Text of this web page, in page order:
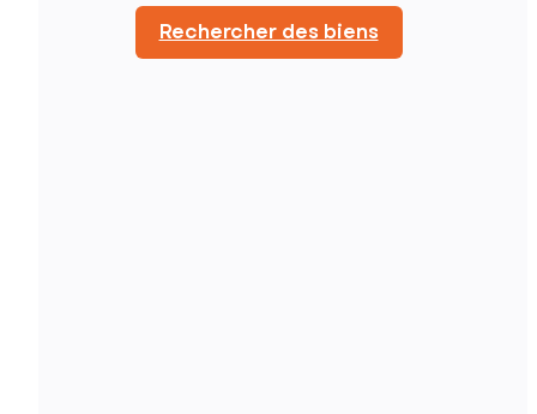
Rechercher des biens